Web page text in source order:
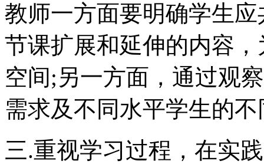
教师一方面要明确学生
节课扩展和延伸的内容
空间;另一方面，通过观
需求及不同水平学生的
三.重视学习过程，在实